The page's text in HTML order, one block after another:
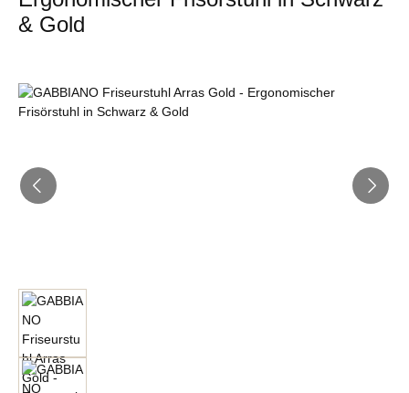
& Gold
Bildergalerie überspringen